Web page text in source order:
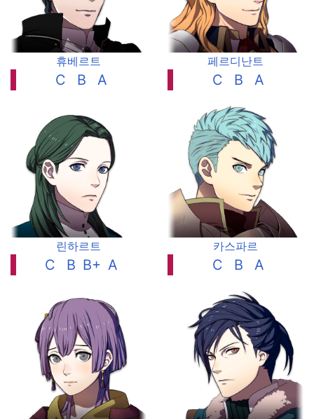
휴베르트
C B A
페르디난트
C B A
린하르트
C B B+ A
카스파르
C B A